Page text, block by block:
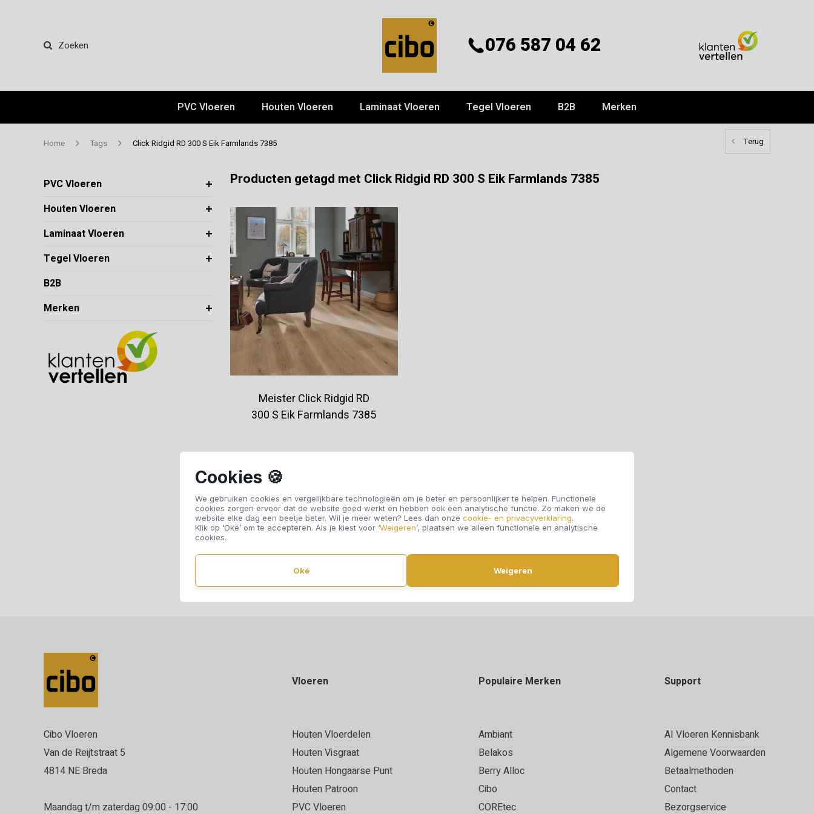
Cookies 🍪
We gebruiken cookies en vergelijkbare technologieën om je beter en persoonlijker te helpen. Functionele
cookies zorgen ervoor dat de website goed werkt en hebben ook een analytische functie. Zo maken we de
website elke dag een beetje beter. Wil je meer weten? Lees dan onze cookie- en privacyverklaring.
Klik op ‘Oké’ om te accepteren. Als je kiest voor ‘Weigeren’, plaatsen we alleen functionele en analytische
cookies.
Oké Weigeren
Zoeken 076 587 04 62
PVC Vloeren Houten Vloeren Laminaat Vloeren Tegel Vloeren B2B Merken
Home Tags Click Ridgid RD 300 S Eik Farmlands 7385 Terug
PVC Vloeren
Houten Vloeren
Laminaat Vloeren
Tegel Vloeren
B2B
Merken
Producten getagd met Click Ridgid RD 300 S Eik Farmlands 7385
Meister Click Ridgid RD
300 S Eik Farmlands 7385
Offerte aanvragen
Cibo Vloeren
Van de Reijtstraat 5
4814 NE Breda
Maandag t/m zaterdag 09:00 - 17:00
Vloeren
Houten Vloerdelen
Houten Visgraat
Houten Hongaarse Punt
Houten Patroon
PVC Vloeren
Populaire Merken
Ambiant
Belakos
Berry Alloc
Cibo
COREtec
Support
AI Vloeren Kennisbank
Algemene Voorwaarden
Betaalmethoden
Contact
Bezorgservice